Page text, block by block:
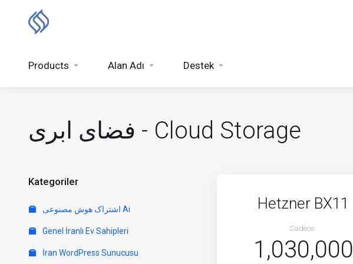
Products Alan Adı Destek
فضای ابری - Cloud Storage
Kategoriler
اشتراک هوش مصنوعی Ai
Genel İranlı Ev Sahipleri
İran WordPress Sunucusu
Hetzner BX11
Sadece..
1,030,000